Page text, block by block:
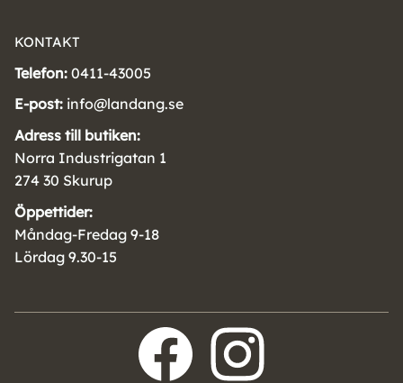
KONTAKT
Telefon: 0411-43005
E-post: info@landang.se
Adress till butiken:
Norra Industrigatan 1
274 30 Skurup
Öppettider:
Måndag-Fredag 9-18
Lördag 9.30-15